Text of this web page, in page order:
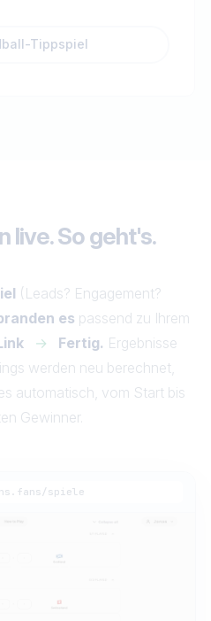
Tippspiel
live. So geht's.
(Leads? Engagement?
es passend zu Ihrem
→ Fertig. Ergebnisse
werden neu berechnet,
automatisch, vom Start bis
Gewinner.
spiele